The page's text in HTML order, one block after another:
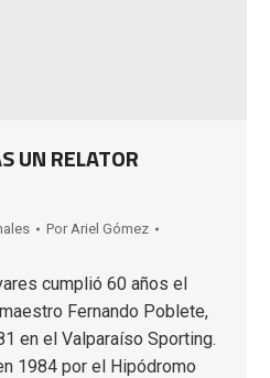
UN RELATOR
Por Ariel Gómez
cumplió 60 años el
Fernando Poblete,
en el Valparaíso Sporting.
1984 por el Hipódromo